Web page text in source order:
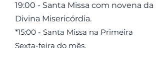
19:00 - Santa Missa com novena da
Divina Misericórdia.
*15:00 - Santa Missa na Primeira
Sexta-feira do mês.